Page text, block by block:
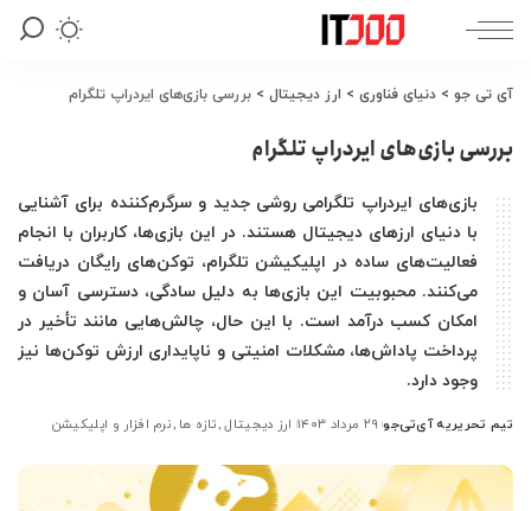
آی تی جو > دنیای فناوری > ارز دیجیتال > بررسی بازی‌های ایردراپ تلگرام
بررسی بازی‌های ایردراپ تلگرام
بازی‌های ایردراپ تلگرامی روشی جدید و سرگرم‌کننده برای آشنایی
با دنیای ارزهای دیجیتال هستند. در این بازی‌ها، کاربران با انجام
فعالیت‌های ساده در اپلیکیشن تلگرام، توکن‌های رایگان دریافت
می‌کنند. محبوبیت این بازی‌ها به دلیل سادگی، دسترسی آسان و
امکان کسب درآمد است. با این حال، چالش‌هایی مانند تأخیر در
پرداخت پاداش‌ها، مشکلات امنیتی و ناپایداری ارزش توکن‌ها نیز
وجود دارد.
ارسال
توسط
تیم تحریریه آی‌تی‌جو ۲۹ مرداد ۱۴۰۳ ارز دیجیتال تازه ها نرم افزار و اپلیکیشن